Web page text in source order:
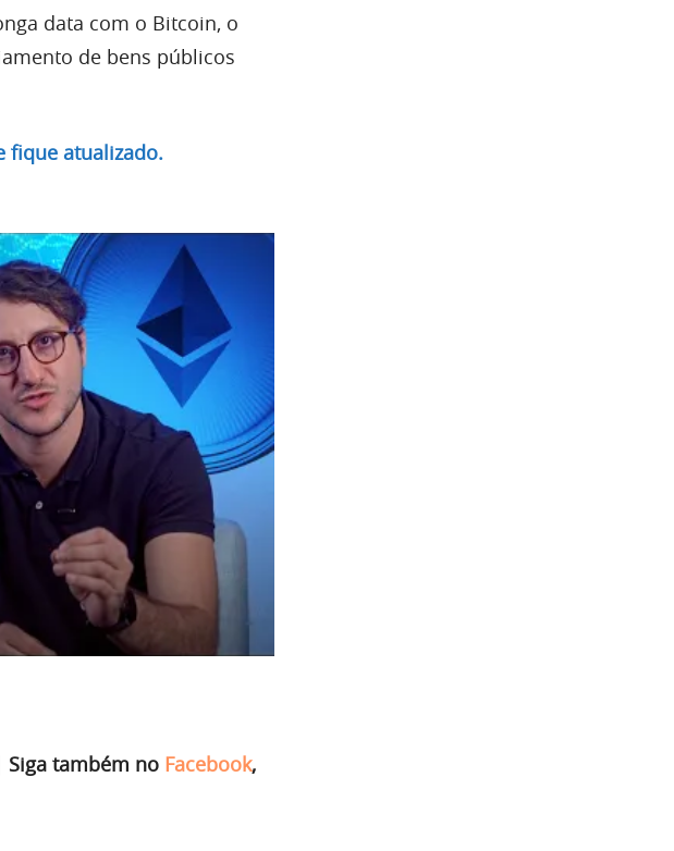
data com o Bitcoin, o
de bens públicos
fique atualizado.
Siga também no Facebook,